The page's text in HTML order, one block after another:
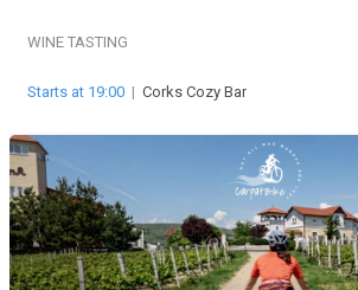
WINE TASTING
Starts at 19:00 | Corks Cozy Bar